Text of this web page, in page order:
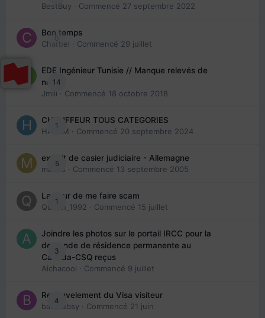
BestBuy · Commencé 27 septembre 2022
0
Bon temps
Charbel · Commencé 29 juillet
14
EDE Ingénieur Tunisie // Manque relevés de
note
Jmili · Commencé 18 octobre 2018
1
CHAUFFEUR TOUS CATEGORIES
HAZEM · Commencé 20 septembre 2024
5
extrait de casier judiciaire - Allemagne
maries · Commencé 13 septembre 2005
1
La peur de me faire scam
Queen_1992 · Commencé 15 juillet
3
Joindre les photos sur le portail IRCC pour la
demande de résidence permanente au
Canada-CSQ reçus
Aichacool · Commencé 9 juillet
4
Renouvelement du Visa visiteur
babibubsy · Commencé 21 juin